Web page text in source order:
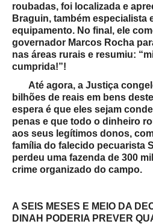
roubadas, foi localizada e
Braguin, também especialista
equipamento. No final, ele
governador Marcos Rocha
nas áreas rurais e resumiu:
cumprida!”!
Até agora, a Justiça
bilhões de reais em bens
espera é que eles sejam
penas e que todo o dinheiro
aos seus legítimos donos,
família do falecido pecuarista
perdeu uma fazenda de 300
crime organizado do campo.
A SEIS MESES E MEIO DA
DINAH PODERIA PREVER